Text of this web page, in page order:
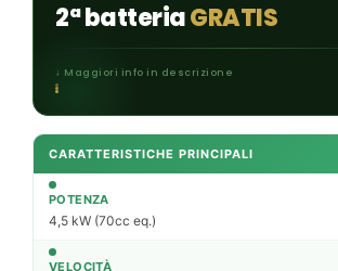
2ª batteriaGRATIS
↓ Maggiori info in descrizione
CARATTERISTICHE PRINCIPALI
POTENZA
4,5 kW (70cc eq.)
VELOCITÀ